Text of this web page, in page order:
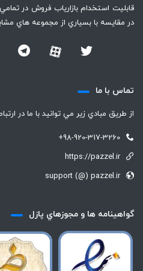
قابليت استخدام بازارياب فروش در
در مقايسه با بسياري از مجموعه هاي
تماس با ما
از طريق مبادي زير مي توانيد با ما در
+98-920-317-3260
https://pazzel.ir
support (@) pazzel.ir
گواهينامه ها و مجوزهاي پازل